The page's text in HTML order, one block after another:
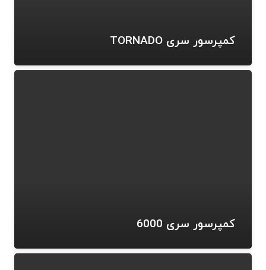
کمپرسور سری TORNADO
کمپرسور سری 6000